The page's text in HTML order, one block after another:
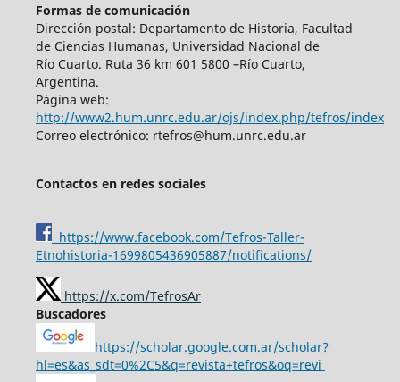
Formas de comunicación
Dirección postal: Departamento de Historia, Facultad
de Ciencias Humanas, Universidad Nacional de
Río Cuarto. Ruta 36 km 601 5800 –Río Cuarto,
Argentina.
Página web:
http://www2.hum.unrc.edu.ar/ojs/index.php/tefros/index
Correo electrónico: rtefros@hum.unrc.edu.ar
Contactos en redes sociales
https://www.facebook.com/Tefros-Taller-
Etnohistoria-1699805436905887/notifications/
https://x.com/TefrosAr
Buscadores
https://scholar.google.com.ar/scholar?
hl=es&as_sdt=0%2C5&q=revista+tefros&oq=revi